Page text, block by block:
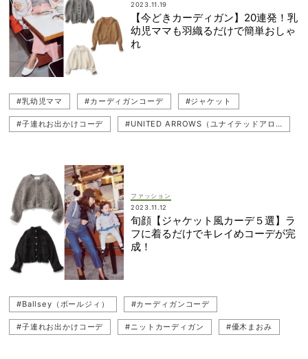
#1er Arrondissement（プルミエ アロンディスモン）
#CURENSOLOGY（カレンソロジー） #カラーニット
#乳幼児ママ #LOUNIE（ルーニィ）
#RIM.ARK（リムアーク）
#ジャケット #Ballsey（ボールジィ） #UNIQLO（ユニクロ）
#styling/（スタイリング）
#CFCL（シーエフシーエル）
#カーディガンコーデ #トレンド
#MACPHEE（マカフィー） #抱っこ紐コーデ #優木まおみ
#お出かけ
2023.11.19
【今どきカーディガン】20連発！乳
幼児ママも羽織るだけで簡単おしゃ
れ
#乳幼児ママ #カーディガンコーデ #ジャケット
#子連れお出かけコーデ #UNITED ARROWS（ユナイテッドアローズ）
#MACPHEE（マカフィー）
#ラメニット #ADAM ET ROPE'（アダム エ ロペ）
#CURENSOLOGY（カレンソロジー） #トレンド
#LOUNIE（ルーニィ） #優木まおみ #Ballsey（ボールジィ）
ファッション
2023.11.12
旬顔【ジャケット風カーデ５選】ラ
フに着るだけでキレイめコーデが完
成！
#Ballsey（ボールジィ） #カーディガンコーデ
#子連れお出かけコーデ #ニットカーディガン #優木まおみ